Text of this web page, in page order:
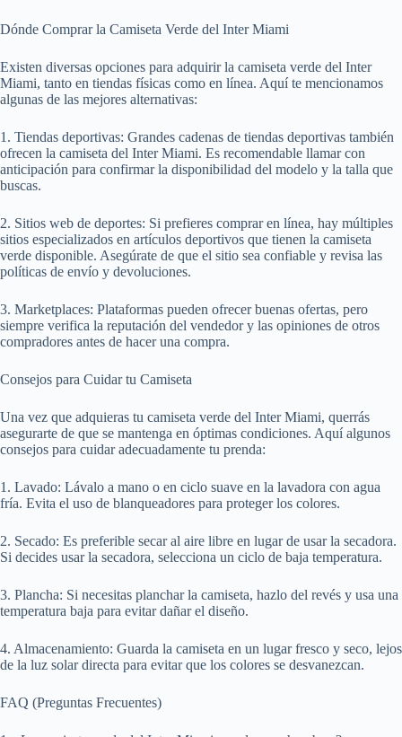
Dónde Comprar la Camiseta Verde del Inter Miami
Existen diversas opciones para adquirir la camiseta verde del Inter
Miami, tanto en tiendas físicas como en línea. Aquí te mencionamos
algunas de las mejores alternativas:
1. Tiendas deportivas: Grandes cadenas de tiendas deportivas también
ofrecen la camiseta del Inter Miami. Es recomendable llamar con
anticipación para confirmar la disponibilidad del modelo y la talla que
buscas.
2. Sitios web de deportes: Si prefieres comprar en línea, hay múltiples
sitios especializados en artículos deportivos que tienen la camiseta
verde disponible. Asegúrate de que el sitio sea confiable y revisa las
políticas de envío y devoluciones.
3. Marketplaces: Plataformas pueden ofrecer buenas ofertas, pero
siempre verifica la reputación del vendedor y las opiniones de otros
compradores antes de hacer una compra.
Consejos para Cuidar tu Camiseta
Una vez que adquieras tu camiseta verde del Inter Miami, querrás
asegurarte de que se mantenga en óptimas condiciones. Aquí algunos
consejos para cuidar adecuadamente tu prenda:
1. Lavado: Lávalo a mano o en ciclo suave en la lavadora con agua
fría. Evita el uso de blanqueadores para proteger los colores.
2. Secado: Es preferible secar al aire libre en lugar de usar la secadora.
Si decides usar la secadora, selecciona un ciclo de baja temperatura.
3. Plancha: Si necesitas planchar la camiseta, hazlo del revés y usa una
temperatura baja para evitar dañar el diseño.
4. Almacenamiento: Guarda la camiseta en un lugar fresco y seco, lejos
de la luz solar directa para evitar que los colores se desvanezcan.
FAQ (Preguntas Frecuentes)